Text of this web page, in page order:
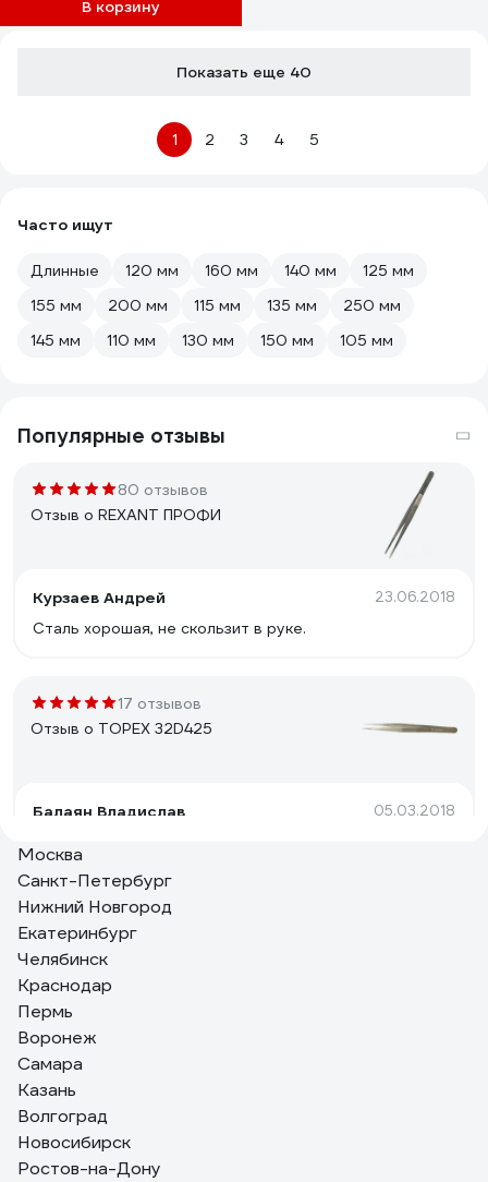
В корзину
Показать еще 40
1 2 3 4 5
Часто ищут
Длинные 120 мм 160 мм 140 мм
125 мм
155 мм
200 мм 115 мм 135 мм
250 мм
145 мм
110 мм 130 мм 150 мм 105 мм
Популярные отзывы
80 отзывов
Отзыв о REXANT ПРОФИ
Курзаев Андрей 23.06.2018
Сталь хорошая, не скользит в руке.
17 отзывов
Отзыв о TOPEX 32D425
Балаян Владислав 05.03.2018
8 отзывов
Отзыв о Pro'sKit 1PK-118T
Кирилл
Москва
Санкт-Петербург
Нижний Новгород
Екатеринбург
Челябинск
Краснодар
Пермь
Воронеж
Самара
Казань
Волгоград
Новосибирск
Ростов-на-Дону